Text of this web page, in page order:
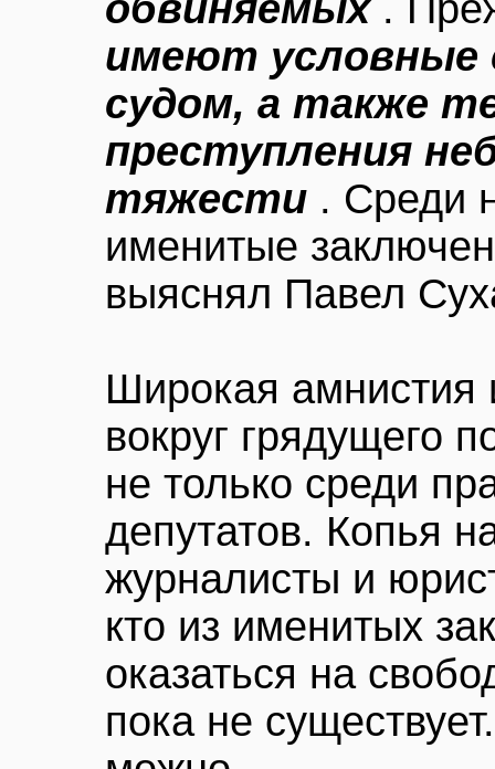
имеют условные
судом, а также
преступления
тяжести . Среди
именитые
выяснял Павел
Широкая
вокруг грядущего
не только среди
депутатов. Копья
журналисты и
кто из именитых
оказаться на
пока не